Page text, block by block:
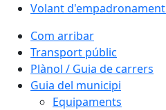
Volant
Com arribar
Transport públic
Plànol / Guia de carrers
Guia del municipi
Equipaments